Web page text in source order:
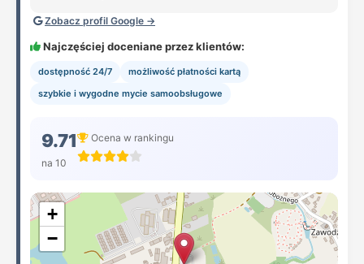
Zobacz profil Google →
Najczęściej doceniane przez klientów:
dostępność 24/7
możliwość płatności kartą
szybkie i wygodne mycie samoobsługowe
9.71
na 10
Ocena w rankingu
+
−